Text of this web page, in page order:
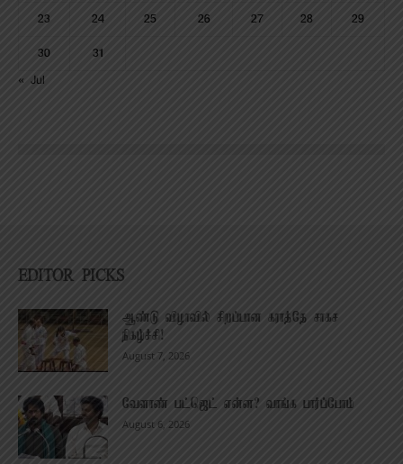
23 24 25 26 27 28 29
30
31
« Jul
EDITOR PICKS
ஆண்டு விழாவில் சிறப்பான கராத்தே சாகச
நிகழ்ச்சி!
August 7, 2026
வேளாண் பட்ஜெட் என்ன? வாங்க பார்ப்போம்
August 6, 2026